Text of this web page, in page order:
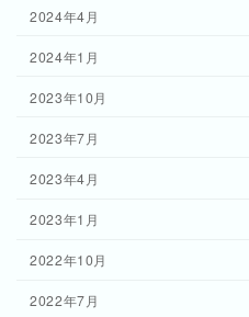
2024年4月
2024年1月
2023年10月
2023年7月
2023年4月
2023年1月
2022年10月
2022年7月